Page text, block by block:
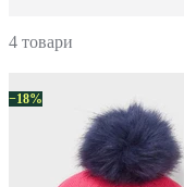
4 товари
−18%